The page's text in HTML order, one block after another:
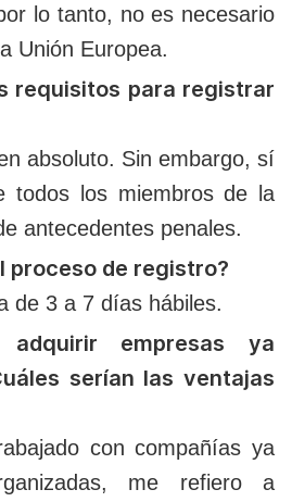
lo tanto, no es necesario
Unión Europea.
requisitos para registrar
absoluto. Sin embargo, sí
todos los miembros de la
antecedentes penales.
proceso de registro?
de 3 a 7 días hábiles.
empresas ya
serían las ventajas
con compañías ya
me refiero a